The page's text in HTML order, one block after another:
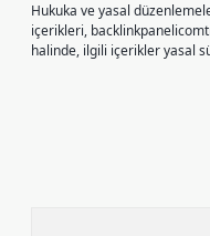
Hukuka ve yasal
içerikleri,
halinde, ilgili içerikler yasal